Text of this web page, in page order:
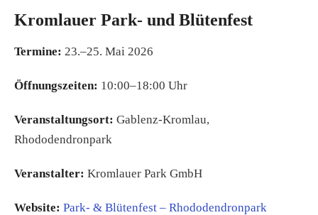
Kromlauer Park- und Blütenfest
Termine: 23.–25. Mai 2026
Öffnungszeiten: 10:00–18:00 Uhr
Veranstaltungsort: Gablenz-Kromlau,
Rhododendronpark
Veranstalter: Kromlauer Park GmbH
Website: Park- & Blütenfest – Rhododendronpark